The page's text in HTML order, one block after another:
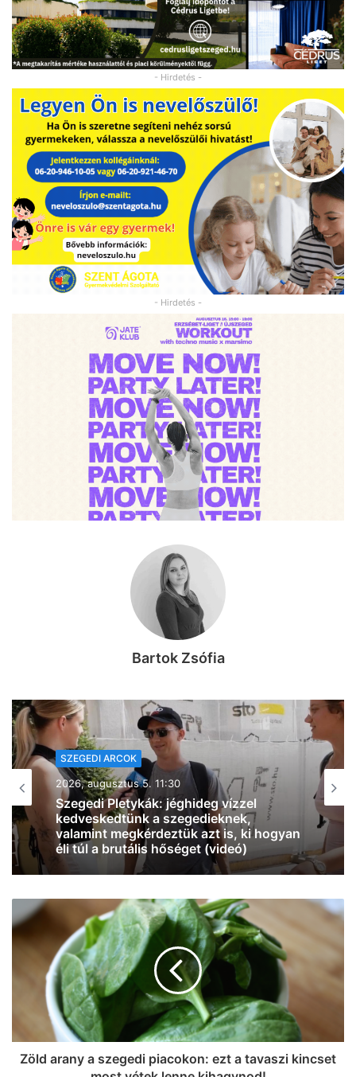
- Hirdetés -
- Hirdetés -
Bartok Zsófia
SZEGEDI ARCOK
2026, augusztus 5. 07:37
“Tud időzíteni” – megszületett
Szabados Ági első gyermeke
Zöld arany a szegedi piacokon: ezt a tavaszi kincset